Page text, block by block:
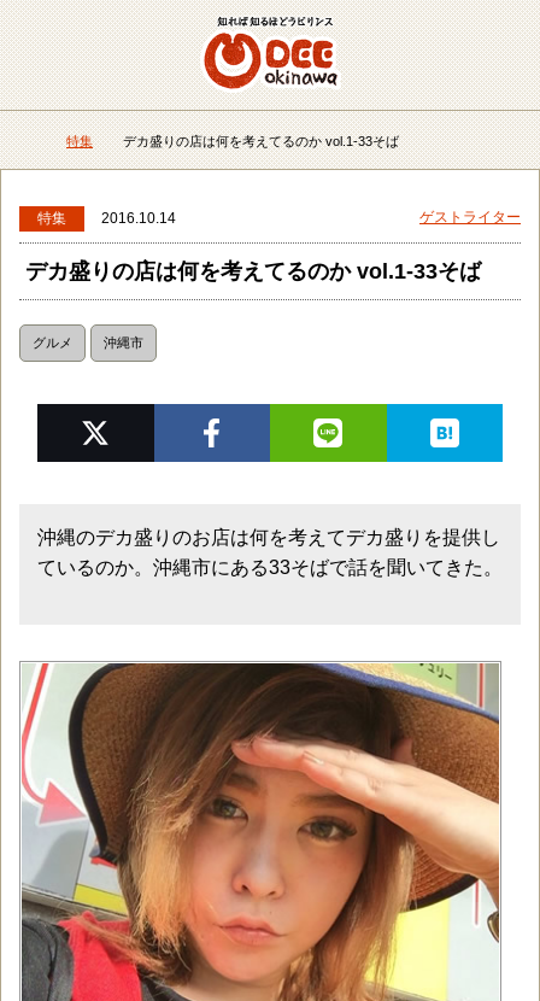
メニュー 検
DEEokinawaトップ
特集 デカ盛りの店は何を考えてるのか vol.1-33そば
特集 2016.10.14 ゲストライター
デカ盛りの店は何を考えてるのか vol.1-33そば
グルメ 沖縄市
沖縄のデカ盛りのお店は何を考えてデカ盛りを提供し
ているのか。沖縄市にある33そばで話を聞いてきた。